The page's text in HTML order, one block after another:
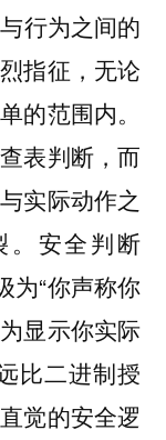
行为之间的
指征，无论
的范围内。
表判断，而
实际动作之
。安全判断
为“你声称你
显示你实际
比二进制授
觉的安全逻